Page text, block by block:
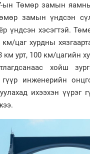
ын Төмөр замын
замын үндсэн
үндсэн хэсэгтэй.
цаг хурдны
км урт, 100 км/цагийн
хойш
инженерийн
ихээхэн